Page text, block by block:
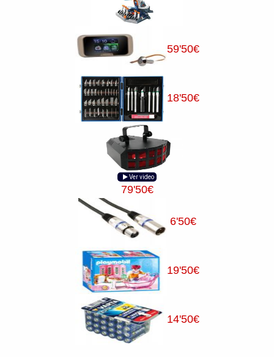
59'50€
18'50€
Ver video
79'50€
6'50€
19'50€
14'50€